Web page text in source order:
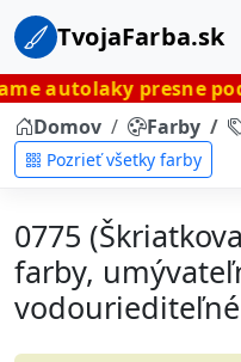
TvojaFarba.sk
presne podľa ŠPZ–
Domov
Farby
Pozrieť všetky farby
0775
farby,
vodouriediteľné